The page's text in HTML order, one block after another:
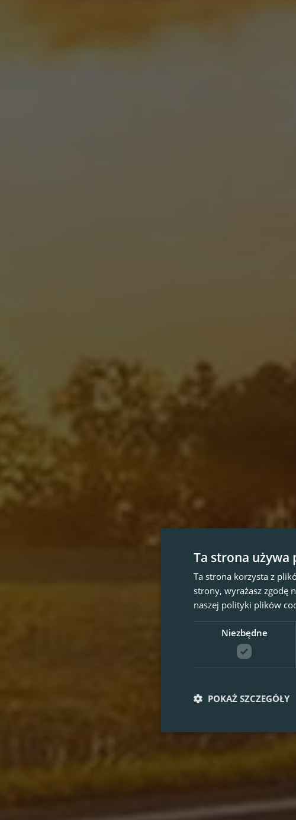
Ta strona używa
Ta strona korzysta z
strony, wyrażasz zgodę
naszej polityki plików
Niezbędne
POKAŻ SZCZEGÓŁY